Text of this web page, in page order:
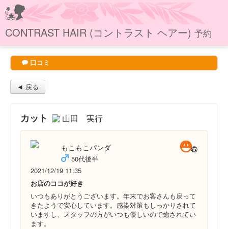
CONTRAST HAIR (コントラスト ヘアー) 予約
口コミ
◄ 戻る
カット 山田 実行
もこもこパンダ
50代後半
2021/12/19 11:35
お店のココが好き
いつもありがとうございます。年末でお客さんも戻って
きたようで安心しています。感染対策もしっかりされて
いますし、スタッフの方がいつも優しいので癒されてい
ます。